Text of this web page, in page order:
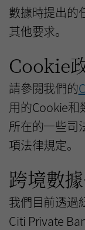
數據時提出的
其他要求。
Cookie
請參閱我們的
用的Cookie和
所在的一些司
項法律規定。
跨境數
我們目前透過
Citi Private